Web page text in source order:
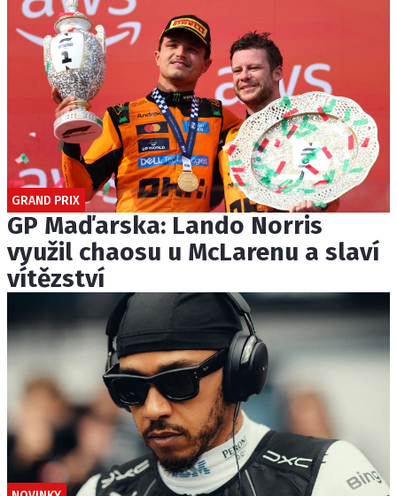
GRAND PRIX
GP Maďarska: Lando Norris
využil chaosu u McLarenu a slaví
vítězství